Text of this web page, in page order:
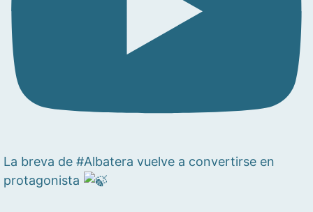
La breva de #Albatera vuelve a convertirse en
protagonista